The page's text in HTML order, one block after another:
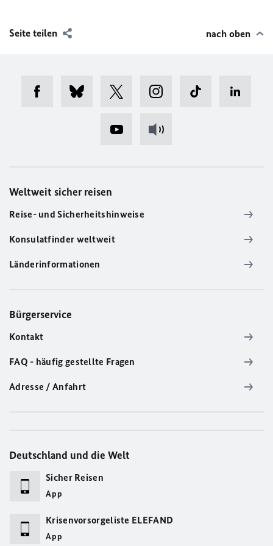
Seite teilen nach oben
Weltweit sicher reisen
Reise- und Sicherheitshinweise
Konsulatfinder weltweit
Länderinformationen
Bürgerservice
Kontakt
FAQ - häufig gestellte Fragen
Adresse / Anfahrt
Deutschland und die Welt
Sicher Reisen
App
Krisenvorsorgeliste ELEFAND
App